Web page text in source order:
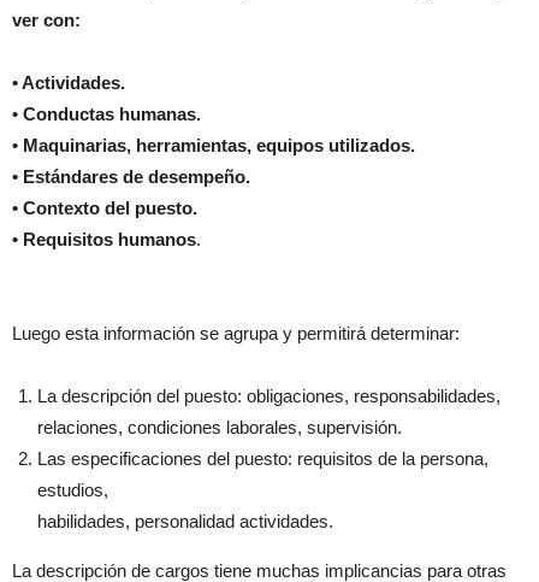
ver con:
• Actividades.
• Conductas humanas.
• Maquinarias, herramientas, equipos utilizados.
• Estándares de desempeño.
• Contexto del puesto.
• Requisitos humanos.
Luego esta información se agrupa y permitirá determinar:
La descripción del puesto: obligaciones, responsabilidades,
relaciones, condiciones laborales, supervisión.
Las especificaciones del puesto: requisitos de la persona,
estudios,
habilidades, personalidad actividades.
La descripción de cargos tiene muchas implicancias para otras